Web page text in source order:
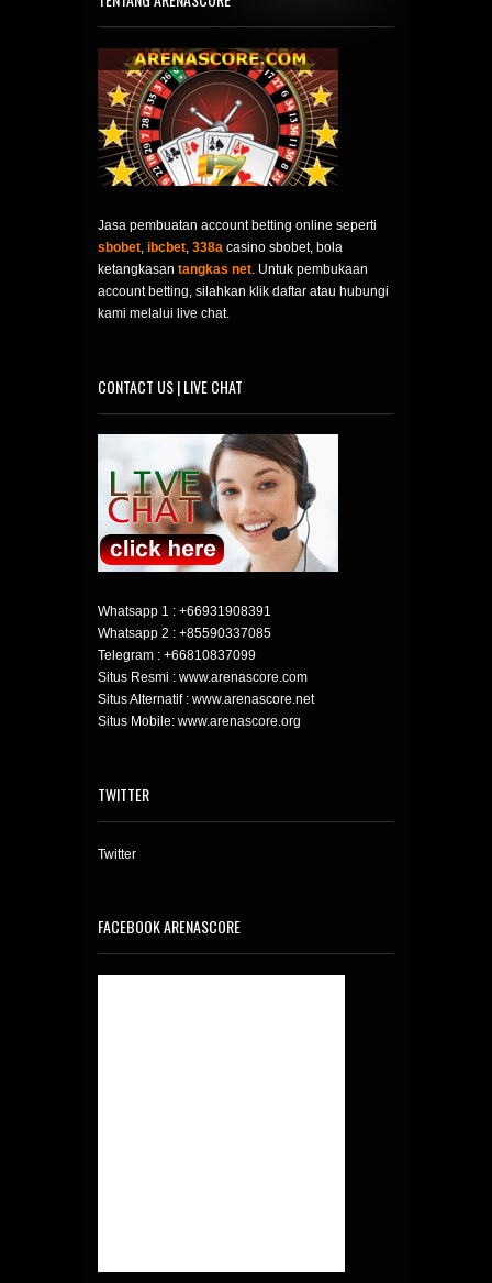
Jasa pembuatan account betting online seperti
sbobet, ibcbet, 338a casino sbobet, bola
ketangkasan tangkas net. Untuk pembukaan
account betting, silahkan klik daftar atau hubungi
kami melalui live chat.
CONTACT US | LIVE CHAT
Whatsapp 1 : +66931908391
Whatsapp 2 : +85590337085
Telegram : +66810837099
Situs Resmi : www.arenascore.com
Situs Alternatif : www.arenascore.net
Situs Mobile: www.arenascore.org
TWITTER
Twitter
FACEBOOK ARENASCORE